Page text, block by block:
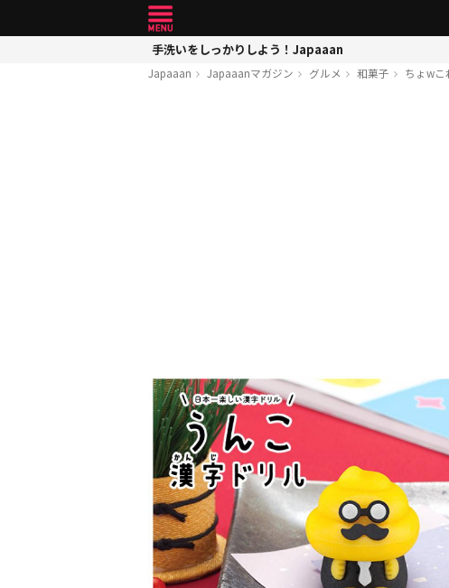
手洗いをしっかりしよう！Japaaan
Japaaan Japaaanマガジン グルメ 和菓子 ちょw